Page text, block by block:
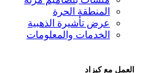
المنطقة الحرة
عرض تأشيرة الذهبية
الخدمات والمعلومات
العمل مع كيزاد